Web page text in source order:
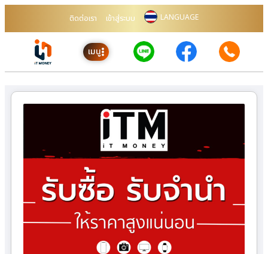
ติดต่อเรา เข้าสู่ระบบ LANGUAGE
เมนู